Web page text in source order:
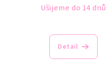
Ušijeme do 14 dnů
Detail